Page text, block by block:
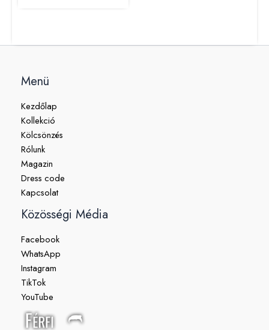
Menü
Kezdőlap
Kollekció
Kölcsönzés
Rólunk
Magazin
Dress code
Kapcsolat
Közösségi Média
Facebook
WhatsApp
Instagram
TikTok
YouTube